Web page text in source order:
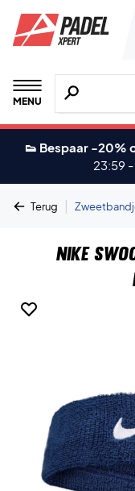
MENU
Zoeken
👟 Bespaar -20%
23:59 -
Terug |
Nike